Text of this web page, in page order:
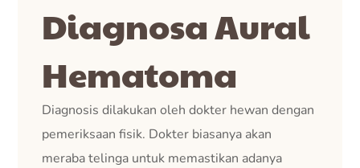
Diagnosa Aural
Hematoma
Diagnosis dilakukan oleh dokter hewan dengan
pemeriksaan fisik. Dokter biasanya akan
meraba telinga untuk memastikan adanya